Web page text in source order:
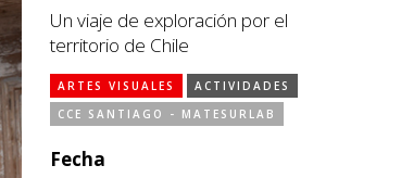
Un viaje de exploración por el
territorio de Chile
ARTES VISUALES
ACTIVIDADES
CCE SANTIAGO - MATESURLAB
Fecha